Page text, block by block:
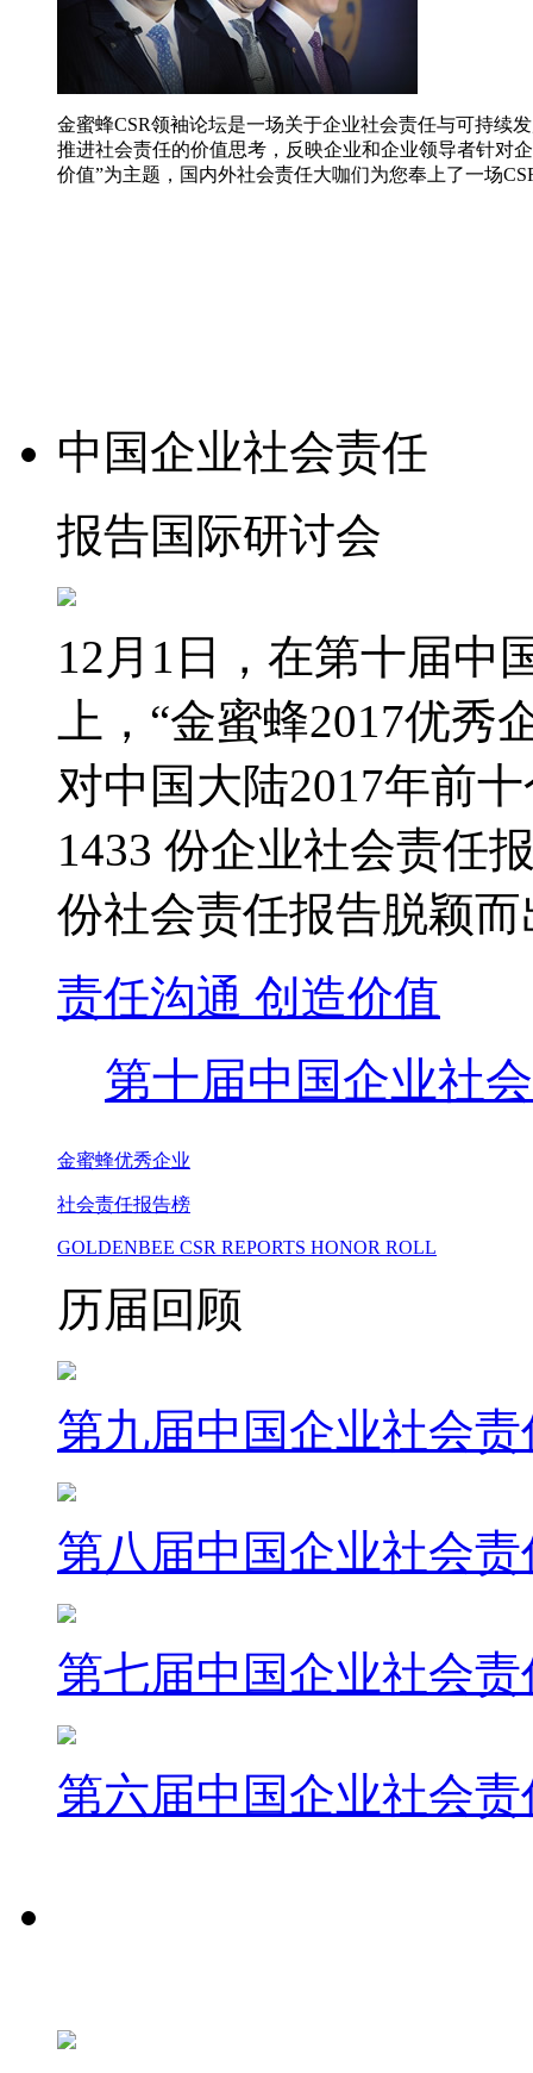
金蜜蜂CSR领袖论坛是一场关于企业社会责任与可持续
推进社会责任的价值思考，反映企业和企业领导者针对
价值”为主题，国内外社会责任大咖们为您奉上了一场
中国企业社会责任
报告国际研讨会
12月1日，在第十届中
上，“金蜜蜂2017优
对中国大陆2017年前
1433 份企业社会责任
份社会责任报告脱颖而
责任沟通 创造价值
第十届中国企业社
金蜜蜂优秀企业
社会责任报告榜
GOLDENBEE CSR REPORTS HONOR ROLL
历届回顾
第九届中国企业社会
第八届中国企业社会
第七届中国企业社会
第六届中国企业社会